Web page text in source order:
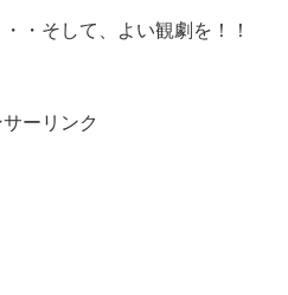
・そして、よい観劇を！！
ーリンク